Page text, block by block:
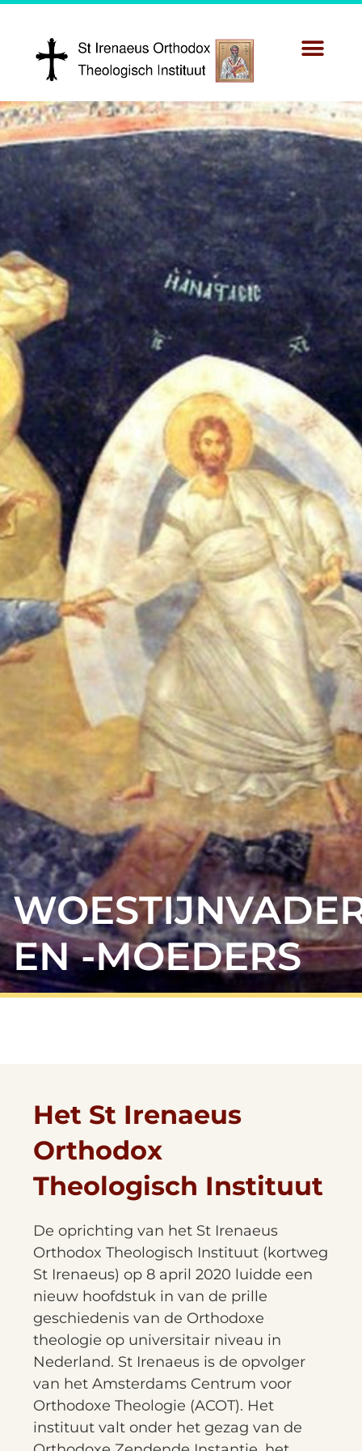
EN -MOEDERS
Het St Irenaeus
Orthodox
Theologisch Instituut
De oprichting van het St Irenaeus
Orthodox Theologisch Instituut (kortweg
St Irenaeus) op 8 april 2020 luidde een
nieuw hoofdstuk in van de prille
geschiedenis van de Orthodoxe
theologie op universitair niveau in
Nederland. St Irenaeus is de opvolger
van het Amsterdams Centrum voor
Orthodoxe Theologie (ACOT). Het
instituut valt onder het gezag van de